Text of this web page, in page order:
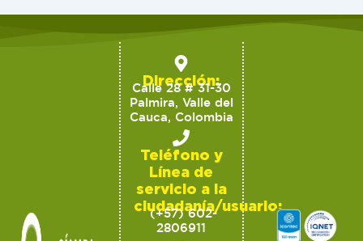
Dirección:
Calle 28 # 31-30
Palmira, Valle del
Cauca, Colombia
Teléfono y
Línea de
servicio a la
ciudadanía/usuario:
(+57) 602-
2806911